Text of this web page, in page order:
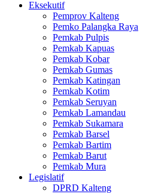
Eksekutif
Pemprov Kalteng
Pemko Palangka Raya
Pemkab Pulpis
Pemkab Kapuas
Pemkab Kobar
Pemkab Gumas
Pemkab Katingan
Pemkab Kotim
Pemkab Seruyan
Pemkab Lamandau
Pemkab Sukamara
Pemkab Barsel
Pemkab Bartim
Pemkab Barut
Pemkab Mura
Legislatif
DPRD Kalteng